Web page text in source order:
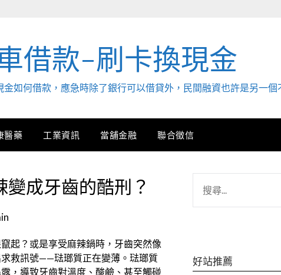
借款-刷卡換現金
如何借款，應急時除了銀行可以借貸外，民間融資也許是另一個
醫藥 工業資訊 當舖金融 聯合徵信
成牙齒的酷刑？
起？或是享受麻辣鍋時，牙齒突然像
救訊號——琺瑯質正在變薄。琺瑯質
，導致牙齒對溫度、酸鹼、甚至觸碰
關
好站推薦